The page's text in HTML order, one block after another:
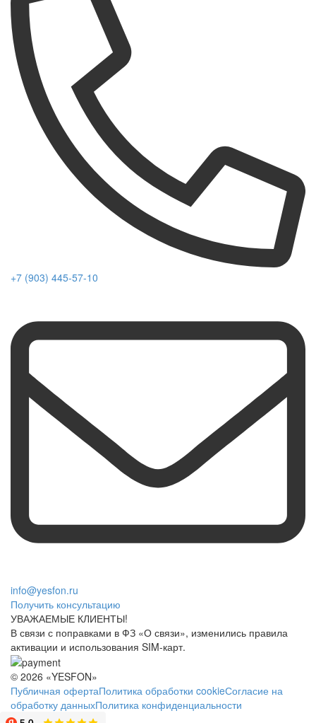
+7 (903) 445-57-10
info@yesfon.ru
Получить консультацию
УВАЖАЕМЫЕ КЛИЕНТЫ!
В связи с поправками в ФЗ «О связи», изменились правила
активации и использования SIM-карт.
© 2026 «YESFON»
Публичная офертаПолитика обработки cookieСогласие на
обработку данныхПолитика конфиденциальности